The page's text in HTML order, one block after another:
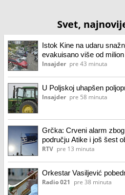
Svet,
Istok Kine na udaru
evakuisano više od
Insajder pre 43 minuta
U Poljskoj uhapšen
Insajder pre 58 minuta
Grčka: Crveni alarm
području Atike i još šest
RTV pre 13 minuta
Orkestar Vasiljević
Radio 021 pre 38 minuta